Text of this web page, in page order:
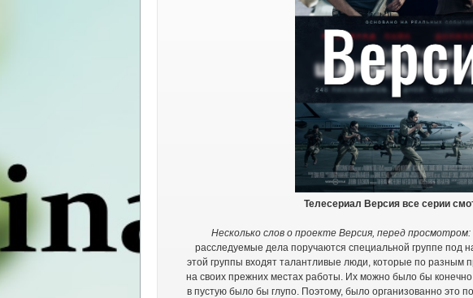
Телесериал Версия все серии
Несколько слов о проекте Версия, перед просмотром:
расследуемые дела поручаются специальной группе под
этой группы входят талантливые люди, которые по разным
на своих прежних местах работы. Их можно было бы конечно
в пустую было бы глупо. Поэтому, было организованно это